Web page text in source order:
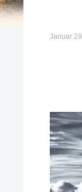
Januar